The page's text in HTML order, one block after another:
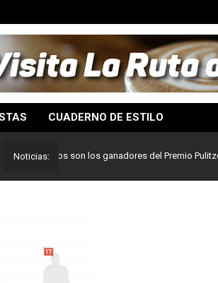
CUADERNO DE ESTILO
Noticias:
Estos son los ganadores del Premio Pulitzer 2024